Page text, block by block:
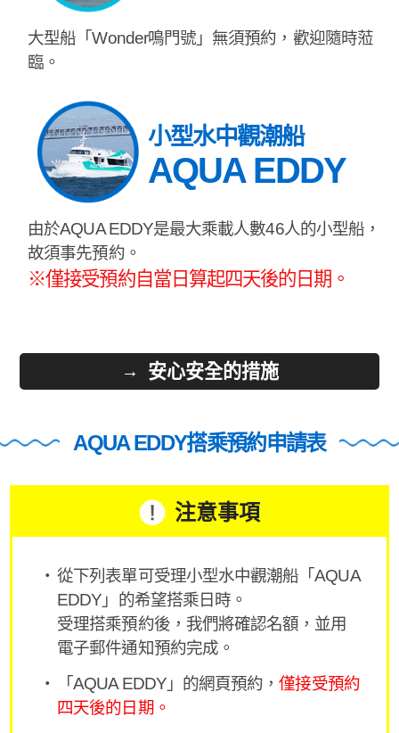
大型船「Wonder鳴門號」無須預約，歡迎隨時蒞
臨。
小型水中觀潮船
AQUA EDDY
由於AQUA EDDY是最大乘載人數46人的小型船，
故須事先預約。
※僅接受預約自當日算起四天後的日期。
安心安全的措施
AQUA EDDY搭乘預約申請表
注意事項
從下列表單可受理小型水中觀潮船「AQUA
EDDY」的希望搭乘日時。
受理搭乘預約後，我們將確認名額，並用
電子郵件通知預約完成。
「AQUA EDDY」的網頁預約，僅接受預約
四天後的日期。